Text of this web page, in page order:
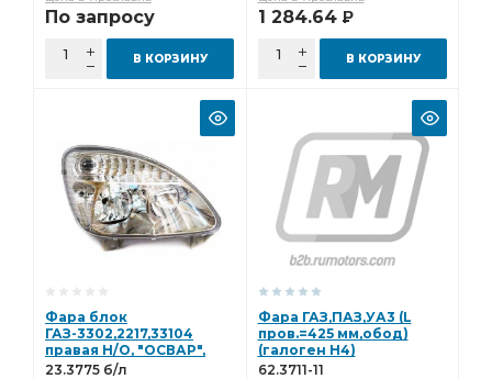
По запросу
В КОРЗИНУ
1 284.64 Р
В КОРЗИНУ
Фара блок
ГАЗ-3302,2217,33104
правая Н/О, "ОСВАР",
пластиковый
23.3775 б/л
Фара ГАЗ,ПАЗ,УА3 (L
пров.=425 мм,обод)
(галоген Н4)
ан.ФГ122БВ2 ОСВАР
62.3711-11